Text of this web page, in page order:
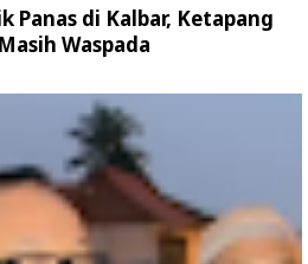
Panas di Kalbar, Ketapang
Waspada